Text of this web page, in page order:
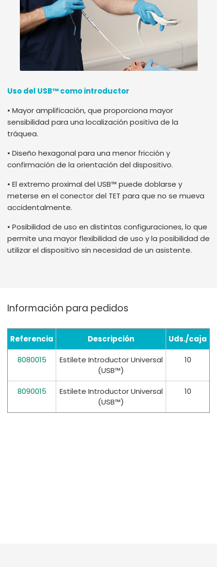
Uso del USB™ como introductor
• Mayor amplificación, que proporciona mayor
sensibilidad para una localización positiva de la
tráquea.
• Diseño hexagonal para una menor fricción y
confirmación de la orientación del dispositivo.
• El extremo proximal del USB™ puede doblarse y
meterse en el conector del TET para que no se mueva
accidentalmente.
• Posibilidad de uso en distintas configuraciones, lo que
permite una mayor flexibilidad de uso y la posibilidad de
utilizar el dispositivo sin necesidad de un asistente.
Información para pedidos
Referencia Descripción Uds./caja
8080015
Estilete Introductor Universal
(USB™)
10
8090015
Estilete Introductor Universal
(USB™)
10